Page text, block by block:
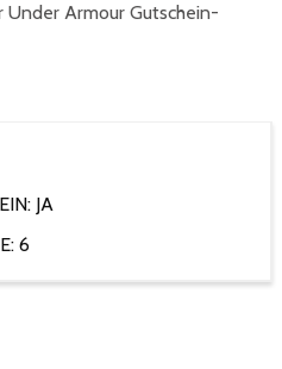
Under Armour Gutschein-
JA
6